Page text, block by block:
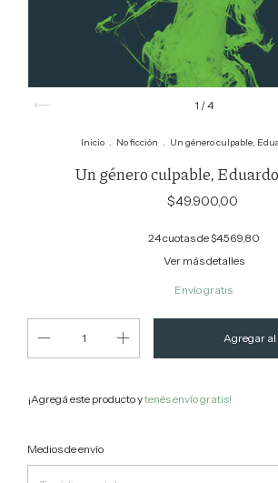
1 /4
Inicio . No ficción . Un género culpable,
Un género culpable,
$49.900,00
24cuotas de$4.569,80
Ver más detalles
Envío gratis
¡Agregá este producto ytenés envío gratis!
Entregas para el CP:
Medios de envío